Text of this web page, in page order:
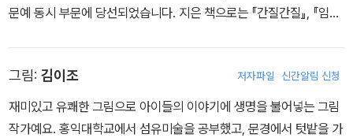
서 김칫소가 된다. 마지막으로 절인 배추와 김칫소가 합체해 배추김
문예 동시 부문에 당선되었습니다. 지은 책으로는 『간질간질』, 『임금
아요!」 시리즈의 『우리 몸』, 『비행기 여행』, 『캠핑』 등과 『난 자동차가
참 좋아』, 『벌레가 좋아』, 『똥이야? 방귀야?』 등이 있습니다.
그림: 김이조 저자파일 신간알림 신청
재미있고 유쾌한 그림으로 아이들의 이야기에 생명을 불어넣는 그림
작가예요. 홍익대학교에서 섬유미술을 공부했고, 문경에서 텃밭을 가